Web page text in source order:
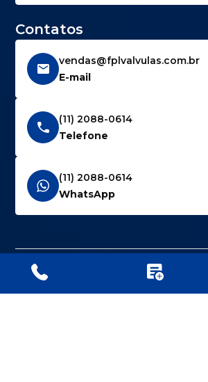
Contatos
vendas@fplvalvulas.com.br
E-mail
(11) 2088-0614
Telefone
(11) 2088-0614
WhatsApp